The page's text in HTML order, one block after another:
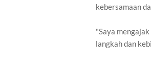
kebersamaan
"Saya
langkah dan